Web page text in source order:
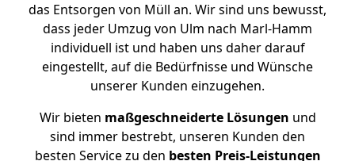
das Entsorgen von Müll an. Wir sind uns bewusst,
dass jeder Umzug von Ulm nach Marl-Hamm
individuell ist und haben uns daher darauf
eingestellt, auf die Bedürfnisse und Wünsche
unserer Kunden einzugehen.
Wir bieten maßgeschneiderte Lösungen und
sind immer bestrebt, unseren Kunden den
besten Service zu den besten Preis-Leistungen